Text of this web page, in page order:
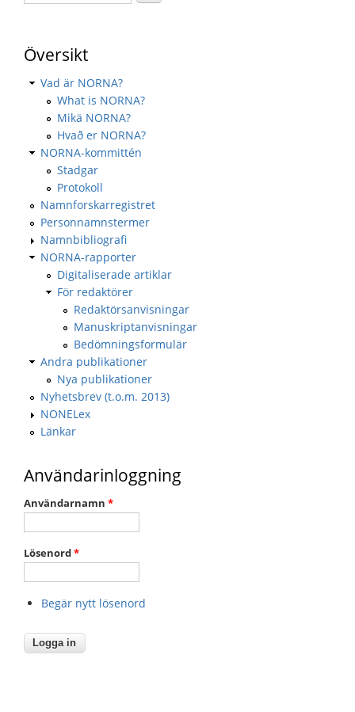
Översikt
Vad är NORNA?
What is NORNA?
Mikä NORNA?
Hvað er NORNA?
NORNA-kommittén
Stadgar
Protokoll
Namnforskarregistret
Personnamnstermer
Namnbibliografi
NORNA-rapporter
Digitaliserade artiklar
För redaktörer
Redaktörsanvisningar
Manuskriptanvisningar
Bedömningsformulär
Andra publikationer
Nya publikationer
Nyhetsbrev (t.o.m. 2013)
NONELex
Länkar
Användarinloggning
Användarnamn *
Lösenord*
Begär nytt lösenord